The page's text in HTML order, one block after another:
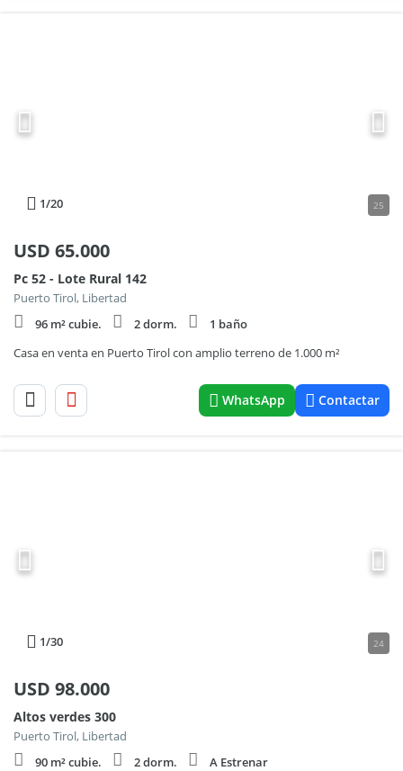
1/20 25
USD 65.000
Pc 52 - Lote Rural 142
Puerto Tirol, Libertad
96 m² cubie.
2 dorm.
1 baño
Casa en venta en Puerto Tirol con amplio terreno de 1.000 m²
WhatsApp Contactar
1/30 24
USD 98.000
Altos verdes 300
Puerto Tirol, Libertad
90 m² cubie.
2 dorm.
A Estrenar